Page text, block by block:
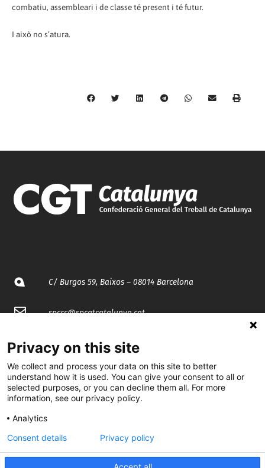
combatiu, assembleari i de classe té present i té futur.
I això no s’atura.
C/ Burgos 59, Baixos – 08014 Barcelona
spccc@spcgtcatalunya.cat
@CGTCatalunya
cgtcatalunya
CGTCatalunya
cgtcatalunya
Privacy on this site
We collect and process your data on this site to better
understand how it is used. You can give your consent to all or
selected purposes, or you can decline them all. For more
information, see our privacy policy.
Analytics
Consent details Privacy policy